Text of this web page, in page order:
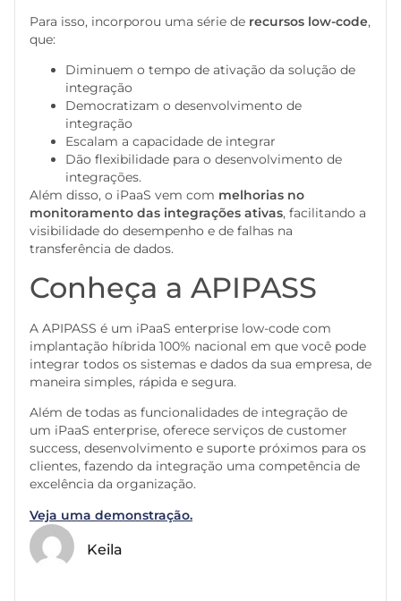
Para isso, incorporou uma série de recursos low-code,
que:
Diminuem o tempo de ativação da solução de
integração
Democratizam o desenvolvimento de
integração
Escalam a capacidade de integrar
Dão flexibilidade para o desenvolvimento de
integrações.
Além disso, o iPaaS vem com melhorias no
monitoramento das integrações ativas, facilitando a
visibilidade do desempenho e de falhas na
transferência de dados.
Conheça a APIPASS
A APIPASS é um iPaaS enterprise low-code com
implantação híbrida 100% nacional em que você pode
integrar todos os sistemas e dados da sua empresa, de
maneira simples, rápida e segura.
Além de todas as funcionalidades de integração de
um iPaaS enterprise, oferece serviços de customer
success, desenvolvimento e suporte próximos para os
clientes, fazendo da integração uma competência de
excelência da organização.
Veja uma demonstração.
Keila